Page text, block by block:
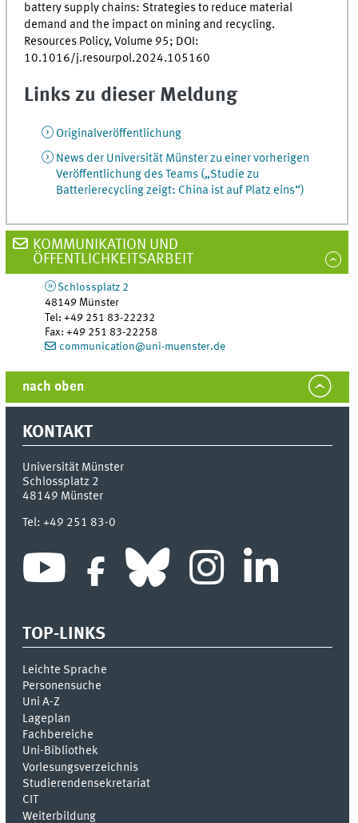
battery supply chains: Strategies to reduce material
demand and the impact on mining and recycling.
Resources Policy, Volume 95; DOI:
10.1016/j.resourpol.2024.105160
Links zu dieser Meldung
Originalveröffentlichung
News der Universität Münster zu einer vorherigen
Veröffentlichung des Teams („Studie zu
Batterierecycling zeigt: China ist auf Platz eins“)
KOMMUNIKATION UND
ÖFFENTLICHKEITSARBEIT
Schlossplatz 2
48149 Münster
Tel:+49 251 83-22232
Fax:+49 251 83-22258
communication@uni-muenster.de
nach oben
KONTAKT
Universität Münster
Schlossplatz 2
48149 Münster
Tel:+49 251 83-0
TOP-LINKS
Leichte Sprache
Personensuche
Uni A-Z
Lageplan
Fachbereiche
Uni-Bi­bli­o­thek
Vor­le­sungs­ver­zeich­nis
Stu­die­ren­den­se­kre­ta­ri­at
CIT
Weiterbildung